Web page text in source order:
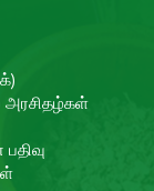
அரசிதழ்கள்